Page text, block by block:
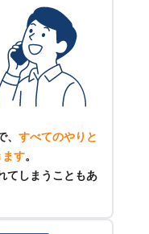
すべてのやりと
ます。
てしまうこともあ